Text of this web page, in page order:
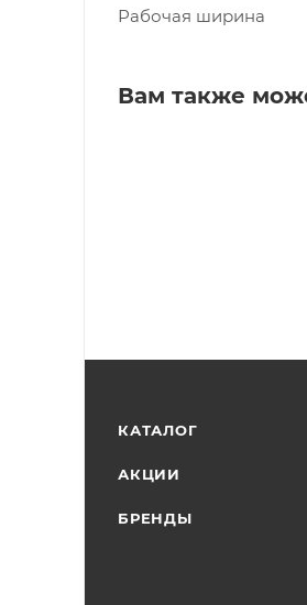
Рабочая ширина
Вам также
КАТАЛОГ
АКЦИИ
БРЕНДЫ